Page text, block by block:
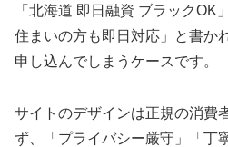
「北海道 即日融資 ブラックOK
住まいの方も即日対応」と書か
申し込んでしまうケースです。
サイトのデザインは正規の消費
ず、「プライバシー厳守」「丁